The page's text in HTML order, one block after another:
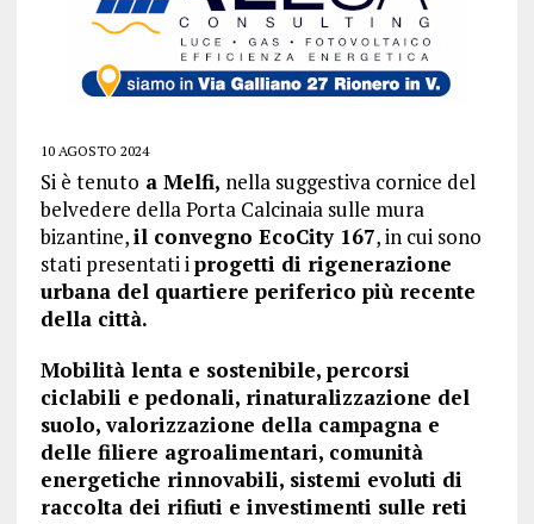
10 AGOSTO 2024
Si è tenuto a Melfi, nella suggestiva cornice del
belvedere della Porta Calcinaia sulle mura
bizantine,il convegno EcoCity 167, in cui sono
stati presentati iprogetti di rigenerazione
urbana del quartiere periferico più recente
della città.
Mobilità lenta e sostenibile, percorsi
ciclabili e pedonali, rinaturalizzazione del
suolo, valorizzazione della campagna e
delle filiere agroalimentari, comunità
energetiche rinnovabili, sistemi evoluti di
raccolta dei rifiuti e investimenti sulle reti